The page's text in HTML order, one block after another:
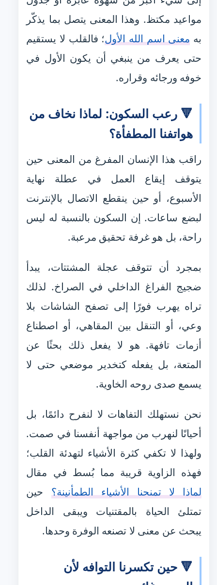
مواعيد مكتظ. وهذا المعنى يتصل بما يذكّر
به معنى اسم الله الأول؛ فالقلب لا يستقيم
حتى يعرف من ينبغي أن يكون الأول في
خوفه ورجائه وقراره.
🔻 رعب السكون: لماذا نخاف من
هواتفنا المطفأة؟
راقب هذا الإنسان المفرغ من المعنى حين
يتوقف إيقاع العمل في عطلة نهاية
الأسبوع، أو حين ينقطع الاتصال بالإنترنت
لبضع ساعات. إن السكون بالنسبة له ليس
راحة، بل هو غرفة تحقيق مرعبة.
بمجرد أن تتوقف عجلة المشتتات، يبدأ
ضجيج الفراغ الداخلي في الصراخ. لذلك
تراه يهرب فورًا إلى تصفح الشاشات بلا
وعي، أو التنقل بين المقاهي، أو اصطناع
أزمات تافهة. هو لا يفعل ذلك بحثًا عن
المتعة، بل يفعله كتخدير موضعي حتى لا
يسمع صدى روحه الخاوية.
نحن نستهلك التفاهات لا لنفرح دائمًا، بل
أحيانًا لنهرب من مواجهة أنفسنا في صمت.
ولهذا لا تكفي كثرة الأشياء لتهدئة القلب؛
فهذه الزاوية قريبة مما بُسط في مقال
لماذا لا تمنحنا الأشياء الطمأنينة؟ حين
تمتلئ الحياة بالمقتنيات ويبقى الداخل
يبحث عن معنى لا تصنعه الوفرة وحدها.
🔻 حين تكسرنا التوافه لأن